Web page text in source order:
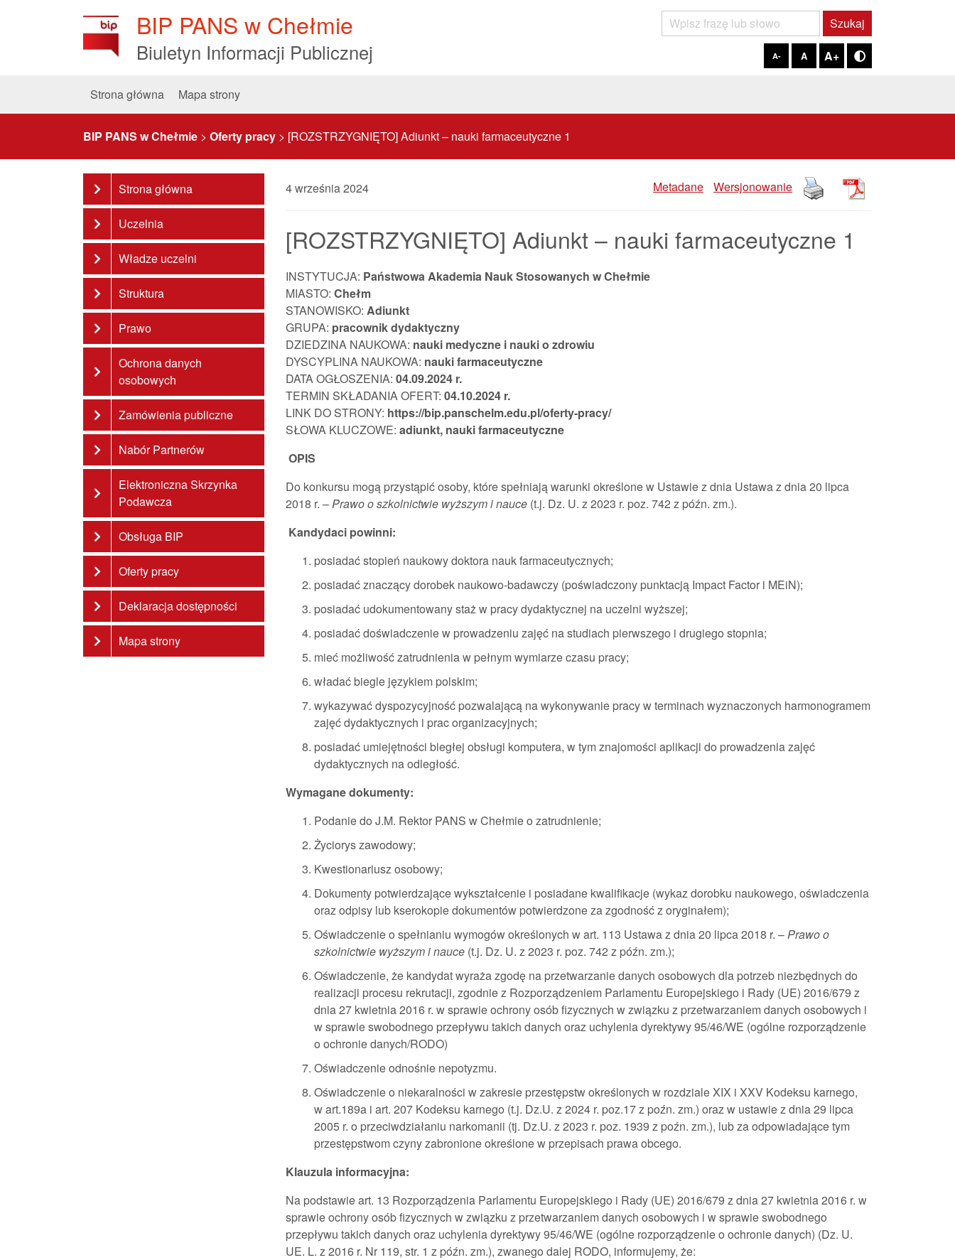
BIP PANS w Chełmie
Biuletyn Informacji Publicznej
Szukaj Szukaj
A- A A+
Tryb kontrastowy
Strona główna
Mapa strony
BIP PANS w Chełmie > Oferty pracy > [ROZSTRZYGNIĘTO] Adiunkt – nauki farmaceutyczne 1
Strona główna
Uczelnia
Władze uczelni
Struktura
Prawo
Ochrona danych
osobowych
Zamówienia publiczne
Nabór Partnerów
Elektroniczna Skrzynka
Podawcza
Obsługa BIP
Oferty pracy
Deklaracja dostępności
Mapa strony
4 września 2024 Metadane Wersjonowanie
[ROZSTRZYGNIĘTO] Adiunkt – nauki farmaceutyczne 1
INSTYTUCJA: Państwowa Akademia Nauk Stosowanych w Chełmie
MIASTO: Chełm
STANOWISKO: Adiunkt
GRUPA: pracownikdydaktyczny
DZIEDZINA NAUKOWA: nauki medyczne i nauki o zdrowiu
DYSCYPLINA NAUKOWA: nauki farmaceutyczne
DATA OGŁOSZENIA: 04.09.2024 r.
TERMIN SKŁADANIA OFERT: 04.10.2024 r.
LINK DO STRONY: https://bip.panschelm.edu.pl/oferty-pracy/
SŁOWA KLUCZOWE: adiunkt, nauki farmaceutyczne
OPIS
Do konkursu mogą przystąpić osoby, które spełniają warunki określone w Ustawie z dnia Ustawa z dnia 20 lipca
2018 r. –Prawo o szkolnictwie wyższym i nauce (t.j. Dz. U. z 2023 r. poz. 742 z późn. zm.).
Kandydaci powinni:
posiadać stopień naukowy doktora nauk farmaceutycznych;
posiadać znaczący dorobek naukowo-badawczy (poświadczony punktacją Impact Factor i MEiN);
posiadać udokumentowany staż w pracy dydaktycznej na uczelni wyższej;
posiadać doświadczenie w prowadzeniu zajęć na studiach pierwszego i drugiego stopnia;
mieć możliwość zatrudnienia w pełnym wymiarze czasu pracy;
władać biegle językiem polskim;
wykazywać dyspozycyjność pozwalającą na wykonywanie pracy w terminach wyznaczonych harmonogramem
zajęć dydaktycznych i prac organizacyjnych;
posiadać umiejętności biegłej obsługi komputera, w tym znajomości aplikacji do prowadzenia zajęć
dydaktycznych na odległość.
Wymagane dokumenty:
Podanie do J.M. Rektor PANS w Chełmie o zatrudnienie;
Życiorys zawodowy;
Kwestionariusz osobowy;
Dokumenty potwierdzające wykształcenie i posiadane kwalifikacje (wykaz dorobku naukowego, oświadczenia
oraz odpisy lub kserokopie dokumentów potwierdzone za zgodność z oryginałem);
Oświadczenie o spełnianiu wymogów określonych w art. 113 Ustawa z dnia 20 lipca 2018 r. –Prawo o
szkolnictwie wyższym i nauce (t.j. Dz. U. z 2023 r. poz. 742 z późn. zm.);
Oświadczenie, że kandydat wyraża zgodę na przetwarzanie danych osobowych dla potrzeb niezbędnych do
realizacji procesu rekrutacji, zgodnie z Rozporządzeniem Parlamentu Europejskiego i Rady (UE) 2016/679 z
dnia 27 kwietnia 2016 r. w sprawie ochrony osób fizycznych w związku z przetwarzaniem danych osobowych i
w sprawie swobodnego przepływu takich danych oraz uchylenia dyrektywy 95/46/WE (ogólne rozporządzenie
o ochronie danych/RODO)
Oświadczenie odnośnie nepotyzmu.
Oświadczenie o niekaralności w zakresie przestępstw określonych w rozdziale XIX i XXV Kodeksu karnego,
w art.189a i art. 207 Kodeksu karnego (t.j. Dz.U. z 2024 r. poz.17 z poźn. zm.) oraz w ustawie z dnia 29 lipca
2005 r. o przeciwdziałaniu narkomanii (tj. Dz.U. z 2023 r. poz. 1939 z poźn. zm.), lub za odpowiadające tym
przestępstwom czyny zabronione określone w przepisach prawa obcego.
Klauzula informacyjna:
Na podstawie art. 13 Rozporządzenia Parlamentu Europejskiego i Rady (UE) 2016/679 z dnia 27 kwietnia 2016 r. w
sprawie ochrony osób fizycznych w związku z przetwarzaniem danych osobowych i w sprawie swobodnego
przepływu takich danych oraz uchylenia dyrektywy 95/46/WE (ogólne rozporządzenie o ochronie danych) (Dz. U.
UE. L. z 2016 r. Nr 119, str. 1 z późn. zm.), zwanego dalej RODO, informujemy, że: